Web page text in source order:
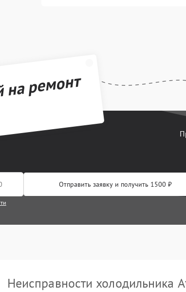
ремонт
Отправить заявку и получить 1500 ₽
Неисправности холодильника